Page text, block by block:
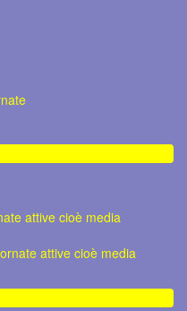
attive cioè media
attive cioè media